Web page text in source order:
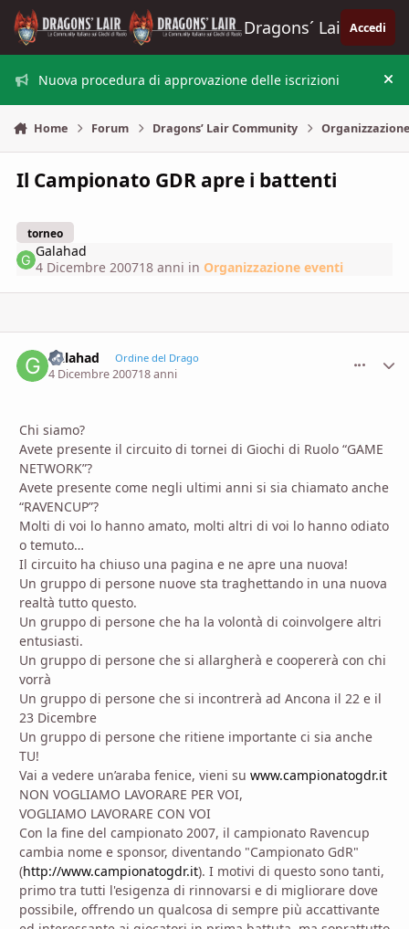
Vai al contenuto
Dragons´ Lair Accedi
Nuova procedura di approvazione delle iscrizioni
Home Forum Dragons’ Lair Community
Il Campionato GDR apre i battenti
torneo
Galahad
4 Dicembre 200718 anni in Organizzazione eventi
Galahad Ordine del Drago
4 Dicembre 200718 anni
Chi siamo?
Avete presente il circuito di tornei di Giochi di Ruolo “GAME
NETWORK”?
Avete presente come negli ultimi anni si sia chiamato anche
“RAVENCUP”?
Molti di voi lo hanno amato, molti altri di voi lo hanno odiato
o temuto…
Il circuito ha chiuso una pagina e ne apre una nuova!
Un gruppo di persone nuove sta traghettando in una nuova
realtà tutto questo.
Un gruppo di persone che ha la volontà di coinvolgere altri
entusiasti.
Un gruppo di persone che si allargherà e coopererà con chi
vorrà
Un gruppo di persone che si incontrerà ad Ancona il 22 e il
23 Dicembre
Un gruppo di persone che ritiene importante ci sia anche
TU!
Vai a vedere un’araba fenice, vieni su www.campionatogdr.it
NON VOGLIAMO LAVORARE PER VOI,
VOGLIAMO LAVORARE CON VOI
Con la fine del campionato 2007, il campionato Ravencup
cambia nome e sponsor, diventando "Campionato GdR"
(http://www.campionatogdr.it). I motivi di questo sono tanti,
primo tra tutti l'esigenza di rinnovarsi e di migliorare dove
possibile, offrendo un qualcosa di sempre più accattivante